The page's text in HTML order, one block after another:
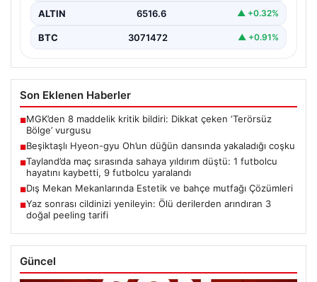
ALTIN 6516.6 ▲ +0.32%
BTC 3071472 ▲ +0.91%
Son Eklenen Haberler
■MGK’den 8 maddelik kritik bildiri: Dikkat çeken ‘Terörsüz
Bölge’ vurgusu
■Beşiktaşlı Hyeon-gyu Oh’un düğün dansında yakaladığı coşku
■Tayland’da maç sırasında sahaya yıldırım düştü: 1 futbolcu
hayatını kaybetti, 9 futbolcu yaralandı
■Dış Mekan Mekanlarında Estetik ve bahçe mutfağı Çözümleri
■Yaz sonrası cildinizi yenileyin: Ölü derilerden arındıran 3
doğal peeling tarifi
Güncel